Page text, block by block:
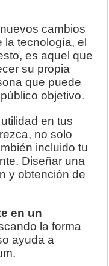
cambios
la tecnología, el
es aquel que
su propia
que puede
objetivo.
en tus
no solo
incluido tu
Diseñar una
y obtención de
en un
la forma
ayuda a